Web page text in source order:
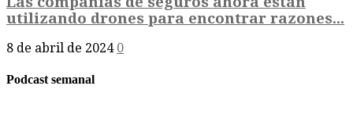
utilizando drones para encontrar razones...
8 de abril de 2024 0
Podcast semanal